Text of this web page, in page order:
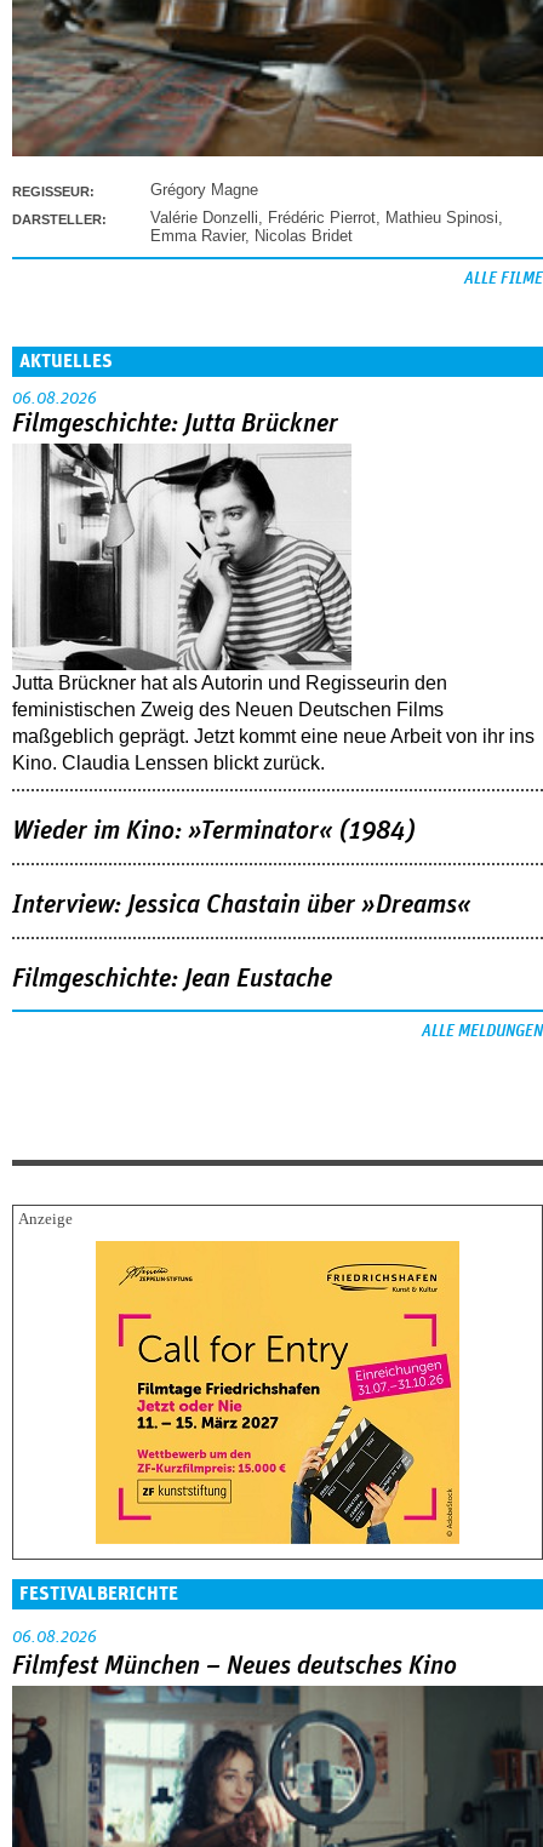
REGISSEUR: Grégory Magne
DARSTELLER: Valérie Donzelli, Frédéric Pierrot, Mathieu Spinosi,
Emma Ravier, Nicolas Bridet
ALLE FILME
AKTUELLES
06.08.2026
Filmgeschichte: Jutta Brückner
Jutta Brückner hat als Autorin und Regisseurin den
feministischen Zweig des Neuen Deutschen Films
maßgeblich geprägt. Jetzt kommt eine neue Arbeit von ihr ins
Kino. Claudia Lenssen blickt zurück.
Wieder im Kino: »Terminator« (1984)
Interview: Jessica Chastain über »Dreams«
Filmgeschichte: Jean Eustache
ALLE MELDUNGEN
FESTIVALBERICHTE
06.08.2026
Filmfest München – Neues deutsches Kino